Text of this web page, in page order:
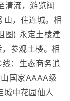
清流，游览闽
山，住连城。相
图) 永定土楼建
参观土楼。相
：生态商务逍
国家AAAA级
城中花园仙人